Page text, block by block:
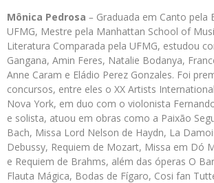
Mônica Pedrosa – Graduada em Canto pela
UFMG, Mestre pela Manhattan School of
Literatura Comparada pela UFMG, estudou
Gangana, Amin Feres, Natalie Bodanya,
Anne Caram e Eládio Perez Gonzales. Foi
concursos, entre eles o XX Artists
Nova York, em duo com o violonista
e solista, atuou em obras como a Paixão
Bach, Missa Lord Nelson de Haydn, La
Debussy, Requiem de Mozart, Missa em Dó
e Requiem de Brahms, além das óperas O
Flauta Mágica, Bodas de Fígaro, Cosi fan